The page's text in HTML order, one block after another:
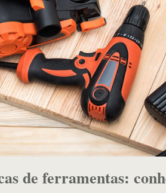
de ferramentas: